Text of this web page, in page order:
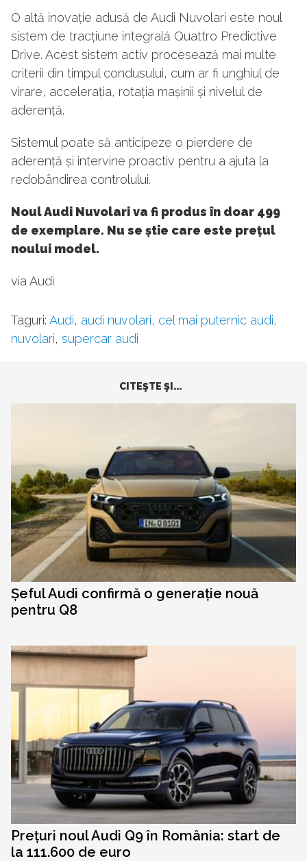
O altă inovație adusă de Audi Nuvolari este noul
sistem de tracțiune integrală Quattro Predictive
Drive. Acest sistem activ procesează mai multe
criterii din timpul condusului, cum ar fi unghiul de
virare, accelerația, rotația mașinii și nivelul de
aderență.
Sistemul poate să anticipeze o pierdere de
aderență și intervine proactiv pentru a ajuta la
redobândirea controlului.
Noul Audi Nuvolari va fi produs în doar 499
de exemplare. Nu se știe care este prețul
noului model.
via Audi
Taguri: Audi, audi nuvolari, cel mai puternic audi,
nuvolari, supercar audi
CITEŞTE ŞI...
Șeful Audi confirmă o generație nouă
pentru Q8
Prețuri noul Audi Q9 în România: start de
la 111.600 de euro